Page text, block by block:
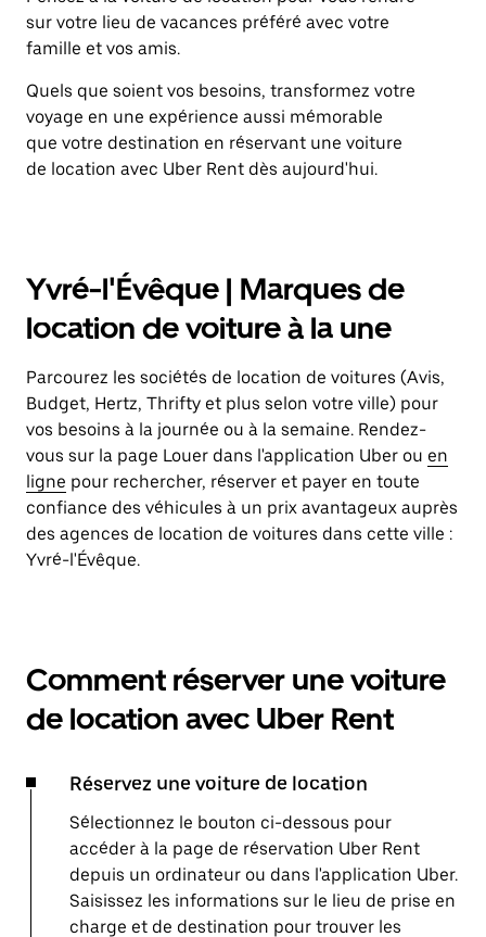
sur votre lieu de vacances préféré avec votre
famille et vos amis.
Quels que soient vos besoins, transformez votre
voyage en une expérience aussi mémorable
que votre destination en réservant une voiture
de location avec Uber Rent dès aujourd'hui.
Yvré-l'Évêque | Marques de
location de voiture à la une
Parcourez les sociétés de location de voitures (Avis,
Budget, Hertz, Thrifty et plus selon votre ville) pour
vos besoins à la journée ou à la semaine. Rendez-
vous sur la page Louer dans l'application Uber ou en
ligne pour rechercher, réserver et payer en toute
confiance des véhicules à un prix avantageux auprès
des agences de location de voitures dans cette ville :
Yvré-l'Évêque.
Comment réserver une voiture
de location avec Uber Rent
Réservez une voiture de location
Sélectionnez le bouton ci-dessous pour
accéder à la page de réservation Uber Rent
depuis un ordinateur ou dans l'application Uber.
Saisissez les informations sur le lieu de prise en
charge et de destination pour trouver les